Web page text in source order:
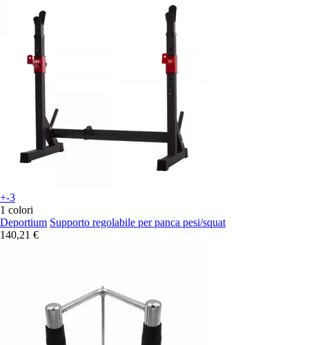
+-3
1 colori
Deportium Supporto regolabile per panca pesi/squat
140,21 €